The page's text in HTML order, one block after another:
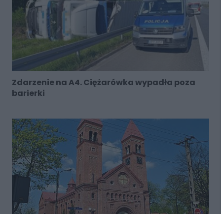
Zdarzenie na A4. Ciężarówka wypadła poza
barierki